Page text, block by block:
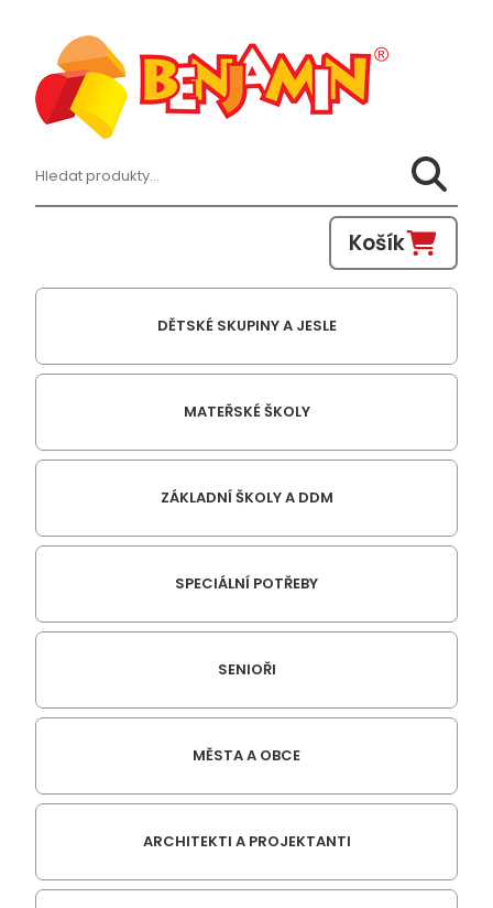
Hledat:
Košík
DĚTSKÉ SKUPINY A JESLE
MATEŘSKÉ ŠKOLY
ZÁKLADNÍ ŠKOLY A DDM
SPECIÁLNÍ POTŘEBY
SENIOŘI
MĚSTA A OBCE
ARCHITEKTI A PROJEKTANTI